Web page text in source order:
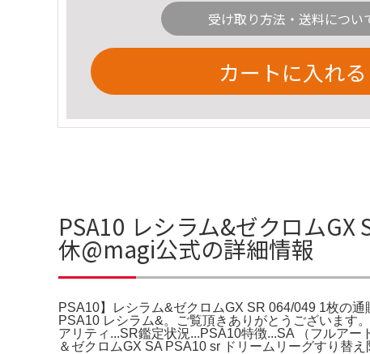
受け取り方法・送料につい
カートに入れる
PSA10 レシラム&ゼクロム
休@magi公式の詳細情報
PSA10】レシラム&ゼクロムGX SR 064/049 1枚の
PSA10 レシラム&。ご覧頂きありがとうございます
アリティ...SR鑑定状況...PSA10特徴...SA （フルア
＆ゼクロムGX SA PSA10 sr ドリームリーグすり替え